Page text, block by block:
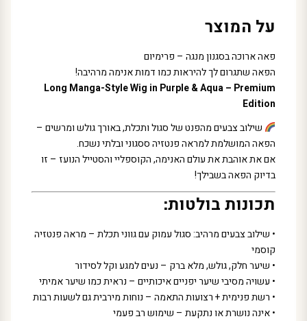
על המוצר
פאה ארוכה בסגנון מנגה – פרימיום
הפאה שתגרום לך להיראות כמו דמות אנימה מרהיבה!
Long Manga-Style Wig in Purple & Aqua – Premium
Edition
שילוב צבעים מהפנט של סגול ותכלת, באורך גולש ומרשים –
הפאה המושלמת למראה פנטזיה ססגוני ובלתי נשכח.
אם את אוהבת את עולם האנימה, הקוספליי והסטייל הנועז – זו
בדיוק הפאה בשבילך!
תכונות בולטות:
• שילוב צבעים מרהיב: סגול עמוק עם גווני תכלת – מראה פנטזיה
קוסמי
• שיער חלק, גולש, מלא ברק – נעים למגע וקל לסידור
• עשויה מסיבי שיער יפניים איכותיים – נראית כמו שיער אמיתי
• רשת פנימית + רצועות התאמה – נוחות מירבית גם לשעות רבות
• אינה נושרת או נתקעת – שימוש רב פעמי